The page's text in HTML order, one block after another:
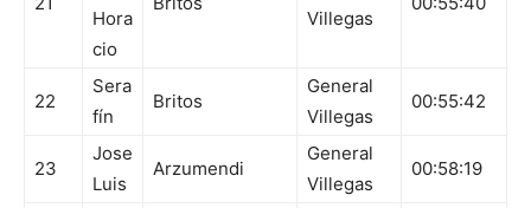
Hora
cio
Villegas
22
Sera
fín
Britos
General
Villegas
00:55:42
23
Jose
Luis
Arzumendi
General
Villegas
00:58:19